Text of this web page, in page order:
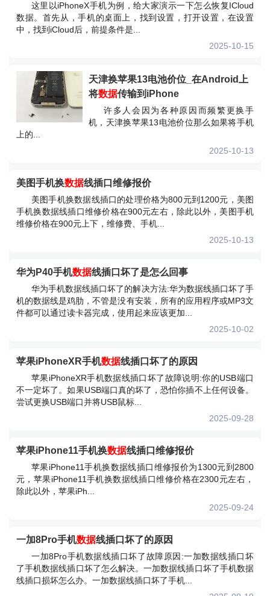
这里以iPhoneX手机为例，给大家演示一下怎么恢复ICloud
数据。首先从，手机的桌面上，找到设置，打开设置，在设置
中，找到iCloud后，前提条件是...
2025-10-15
天津换苹果13电池价位_在Android上
将数据传输到iPhone
许多人会因为各种原因而频繁更换手
机，天津换苹果13电池价位那么如果将手机
上的...
2025-10-13
美图手机换数据线插口维修报价
美图手机换数据线插口的处理价格为800元到1200元，美图
手机换数据线插口维修价格在900元左右，除此以外，美图手机
维修价格在900元上下，维修费、手机...
2025-10-13
华为P40手机数据线插口坏了是怎么回事
华为手机数据线插口坏了的解决方法:华为数据线插口坏了手
机的数据线是鸡肋，不管是没有安装，所有的应用程序或MP3文
件都可以通过读卡器完成，使用起来应该更加...
2025-10-02
苹果iPhoneXR手机数据线插口坏了的原因
苹果iPhoneXR手机数据线插口坏了故障说明:你的USB端口
不一定坏了。如果USB端口真的坏了，恐怕你插不上任何设备。
尝试更换USB端口并将USB鼠标...
2025-09-28
苹果iPhone11手机换数据线插口维修报价
苹果iPhone11手机换数据线插口维修报价为1300元到2800
元，苹果iPhone11手机换数据线插口维修价格在2300元左右，
除此以外，苹果iPh...
2025-09-24
一加8Pro手机数据线插口坏了的原因
一加8Pro手机数据线插口坏了故障原因:一加数据线插口坏
了手机数据线插口坏了怎么解决。一加数据线插口坏了手机数据
线插口损坏怎么办。一加数据线插口坏了手机...